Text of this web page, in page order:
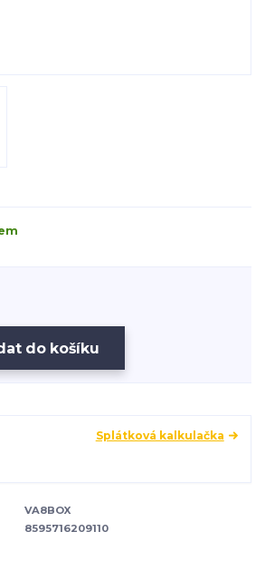
do košíku
Splátková kalkulačka
VA8BOX
8595716209110